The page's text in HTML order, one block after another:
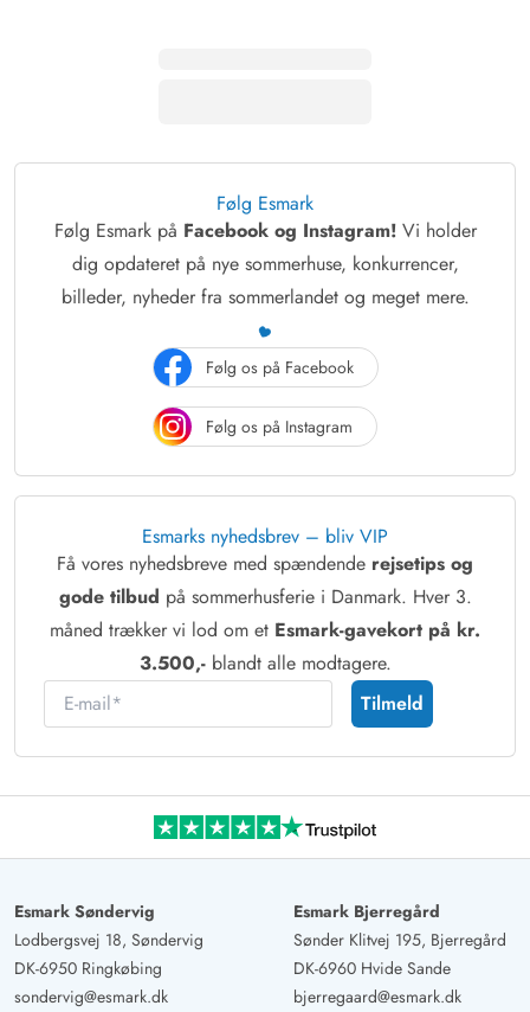
Følg Esmark
Følg Esmark på Facebook og Instagram!Vi holder
dig opdateret på nye sommerhuse, konkurrencer,
billeder, nyheder fra sommerlandet og meget mere.
Følg os på Facebook
Følg os på Instagram
Esmarks nyhedsbrev – bliv VIP
Få vores nyhedsbreve med spændende rejsetips og
gode tilbud på sommerhusferie i Danmark. Hver 3.
måned trækker vi lod om et Esmark-gavekort på kr.
3.500,-blandt alle modtagere.
E-mail
Tilmeld
Esmark Søndervig
Lodbergsvej 18, Søndervig
DK-6950 Ringkøbing
sondervig@esmark.dk
Esmark Bjerregård
Sønder Klitvej 195, Bjerregård
DK-6960 Hvide Sande
bjerregaard@esmark.dk